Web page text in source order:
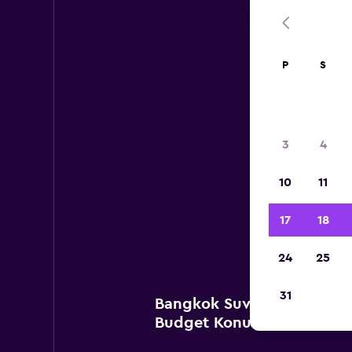
Bangkok Suvarnabhumi
Budget Konumlarını göster
P S
3 4
10 11
17 18
24 25
31